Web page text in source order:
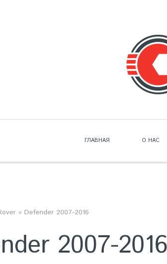
ГЛАВНАЯ О НАС
» Defender 2007-2016
2007-2016